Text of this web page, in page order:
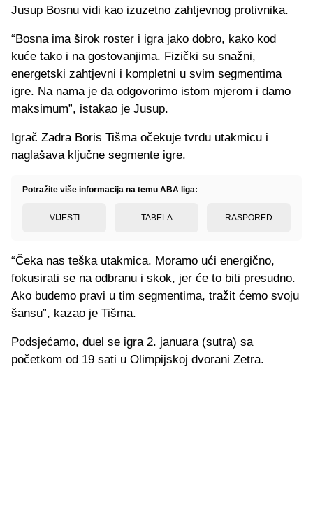
Jusup Bosnu vidi kao izuzetno zahtjevnog protivnika.
“Bosna ima širok roster i igra jako dobro, kako kod
kuće tako i na gostovanjima. Fizički su snažni,
energetski zahtjevni i kompletni u svim segmentima
igre. Na nama je da odgovorimo istom mjerom i damo
maksimum”, istakao je Jusup.
Igrač Zadra Boris Tišma očekuje tvrdu utakmicu i
naglašava ključne segmente igre.
Potražite više informacija na temu ABA liga:
VIJESTI TABELA RASPORED
“Čeka nas teška utakmica. Moramo ući energično,
fokusirati se na odbranu i skok, jer će to biti presudno.
Ako budemo pravi u tim segmentima, tražit ćemo svoju
šansu”, kazao je Tišma.
Podsjećamo, duel se igra 2. januara (sutra) sa
početkom od 19 sati u Olimpijskoj dvorani Zetra.